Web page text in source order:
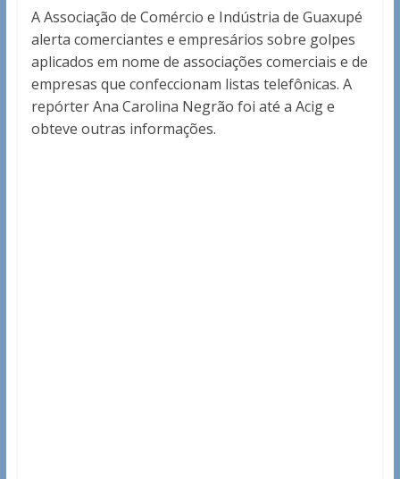
A Associação de Comércio e Indústria de Guaxupé
alerta comerciantes e empresários sobre golpes
aplicados em nome de associações comerciais e de
empresas que confeccionam listas telefônicas. A
repórter Ana Carolina Negrão foi até a Acig e
obteve outras informações.